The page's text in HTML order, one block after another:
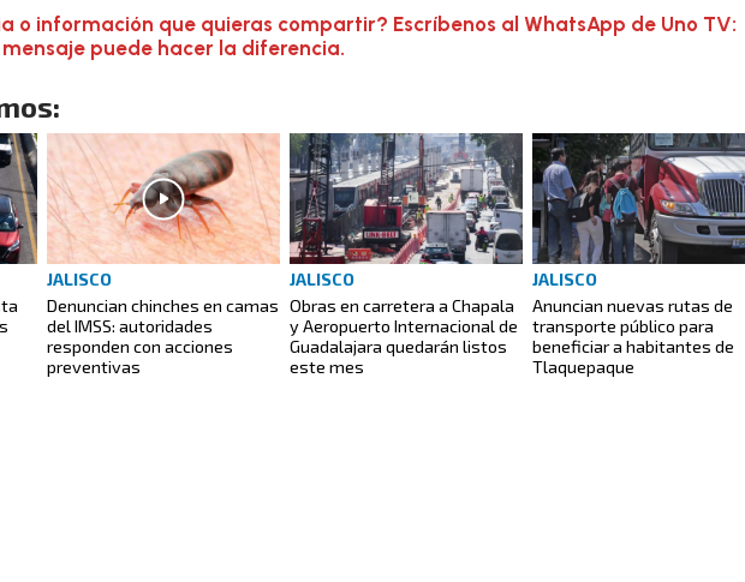
o información que quieras compartir? Escríbenos al WhatsApp de Uno TV:
mensaje puede hacer la diferencia.
JALISCO
Denuncian chinches en camas
del IMSS: autoridades
responden con acciones
preventivas
JALISCO
Obras en carretera a Chapala
y Aeropuerto Internacional de
Guadalajara quedarán listos
este mes
JALISCO
Anuncian nuevas rutas de
transporte público para
beneficiar a habitantes de
Tlaquepaque